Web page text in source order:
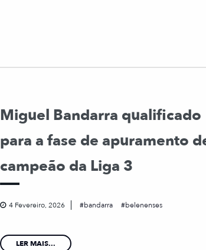
Miguel Bandarra qualificado
para a fase de apuramento
campeão da Liga 3
4 Fevereiro, 2026 bandarra belenenses
LER MAIS...